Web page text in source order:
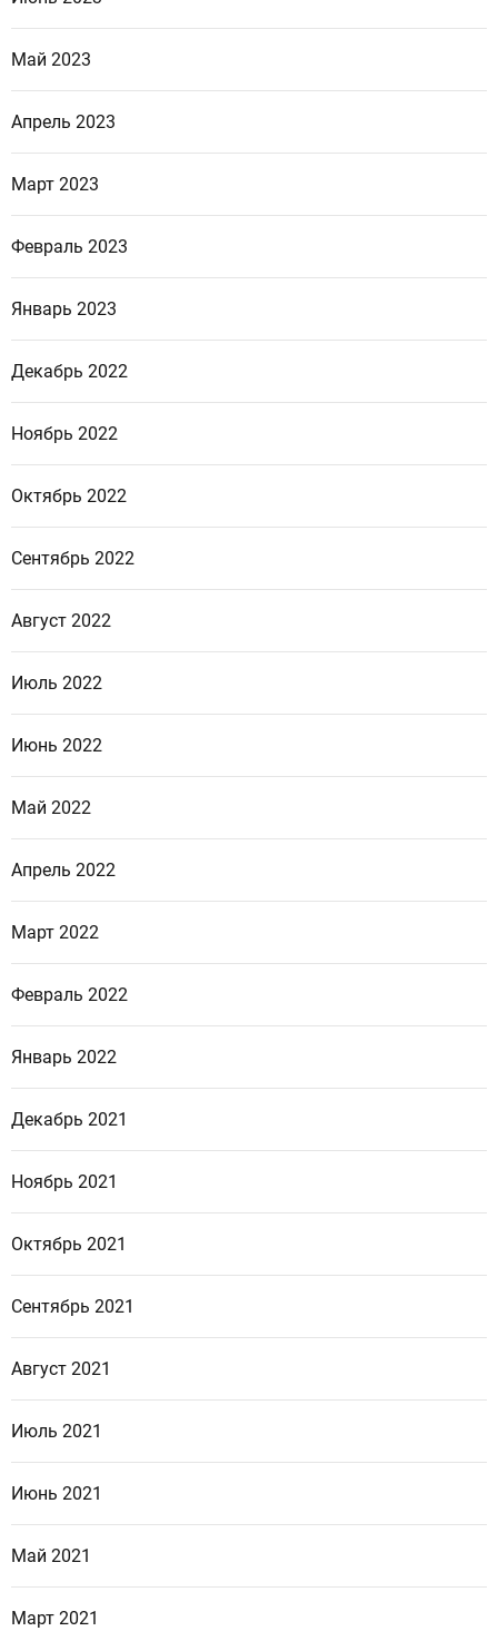
Май 2023
Апрель 2023
Март 2023
Февраль 2023
Январь 2023
Декабрь 2022
Ноябрь 2022
Октябрь 2022
Сентябрь 2022
Август 2022
Июль 2022
Июнь 2022
Май 2022
Апрель 2022
Март 2022
Февраль 2022
Январь 2022
Декабрь 2021
Ноябрь 2021
Октябрь 2021
Сентябрь 2021
Август 2021
Июль 2021
Июнь 2021
Май 2021
Март 2021